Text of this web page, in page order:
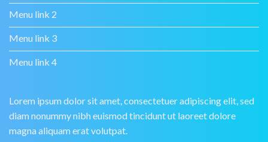
Menu link 2
Menu link 3
Menu link 4
Lorem ipsum dolor sit amet, consectetuer adipiscing elit, sed
diam nonummy nibh euismod tincidunt ut laoreet dolore
magna aliquam erat volutpat.